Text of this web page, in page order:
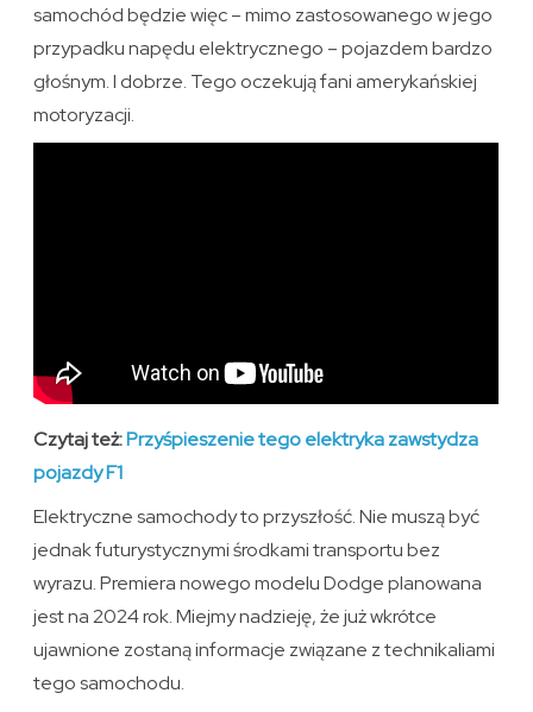
samochód będzie więc – mimo zastosowanego w jego
przypadku napędu elektrycznego – pojazdem bardzo
głośnym. I dobrze. Tego oczekują fani amerykańskiej
motoryzacji.
Czytaj też:Przyśpieszenie tego elektryka zawstydza
pojazdy F1
Elektryczne samochody to przyszłość. Nie muszą być
jednak futurystycznymi środkami transportu bez
wyrazu. Premiera nowego modelu Dodge planowana
jest na 2024 rok. Miejmy nadzieję, że już wkrótce
ujawnione zostaną informacje związane z technikaliami
tego samochodu.